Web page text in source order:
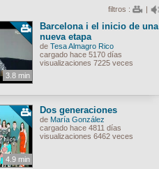
filtros : |
3.8 min
Barcelona i el inicio de una
nueva etapa
de Tesa Almagro Rico
cargado hace 5170 días
visualizaciones 7225 veces
4.9 min
Dos generaciones
de María González
cargado hace 4811 días
visualizaciones 6462 veces